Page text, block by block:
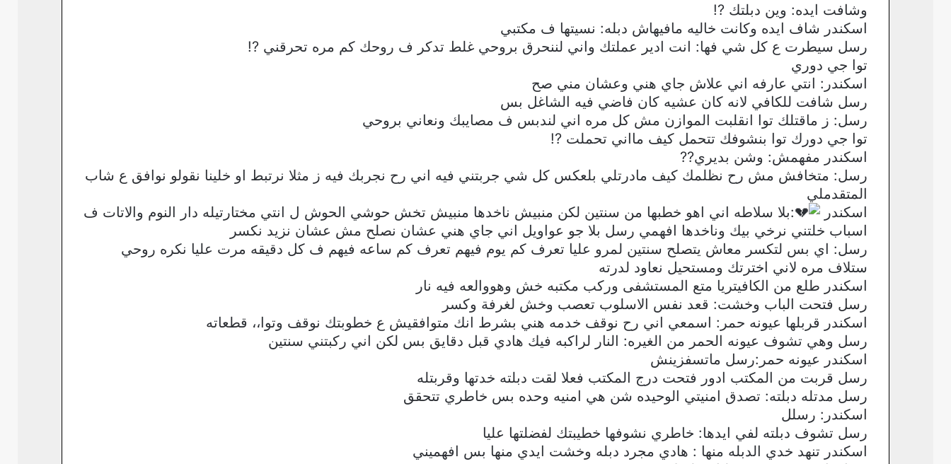
وشافت ايده: وين دبلتك ?!
اسكندر شاف ايده وكانت خاليه مافيهاش دبله: نسيتها ف مكتبي
رسل سيطرت ع كل شي فها: انت ادير عملتك واني لننحرق بروحي غلط تدكر ف روحك كم مره تحرقني ?!
توا جي دوري
اسكندر: انتي عارفه اني علاش جاي هني وعشان مني صح
رسل شافت للكافي لانه كان عشيه كان فاضي فيه الشاغل بس
رسل: ز ماقتلك توا انقلبت الموازن مش كل مره اني لندبس ف مصايبك ونعاني بروحي
توا جي دورك توا بنشوفك تتحمل كيف مااني تحملت ?!
اسكندر مفهمش: وشن بديري??
رسل: متخافش مش رح نظلمك كيف مادرتلي بلعكس كل شي جربتني فيه اني رح نجربك فيه ز مثلا نرتبط او خلينا نقولو نوافق ع شاب
المتقدملي
اسكندر
:بلا سلاطه اني اهو خطبها من سنتين لكن منبيش ناخدها منبيش تخش حوشي الحوش ل انتي مختارتيله دار النوم والاتات ف
اسباب خلتني نرخي بيك وناخدها افهمي رسل بلا جو عواويل اني جاي هني عشان نصلح مش عشان نزيد نكسر
رسل: اي بس لتكسر معاش يتصلح سنتين لمرو عليا تعرف كم يوم فيهم تعرف كم ساعه فيهم ف كل دقيقه مرت عليا نكره روحي
ستلاف مره لاني اخترتك ومستحيل نعاود لدرته
اسكندر طلع من الكافيتريا متع المستشفى وركب مكتبه خش وهووالعه فيه نار
رسل فتحت الباب وخشت: قعد نفس الاسلوب تعصب وخش لغرفة وكسر
اسكندر قربلها عيونه حمر: اسمعي اني رح نوقف خدمه هني بشرط انك متوافقيش ع خطوبتك نوقف وتوا،، قطعاته
رسل وهي تشوف عيونه الحمر من الغيره: النار لراكبه فيك هادي قبل دقايق بس لكن اني ركبتني سنتين
اسكندر عيونه حمر:رسل ماتسفزينش
رسل قربت من المكتب ادور فتحت درج المكتب فعلا لقت دبلته خدتها وقربتله
رسل مدتله دبلته: تصدق امنيتي الوحيده شن هي امنيه وحده بس خاطري تتحقق
اسكندر: رسلل
رسل تشوف دبلته لفي ايدها: خاطري نشوفها خطيبتك لفضلتها عليا
اسكندر تنهد خدي الدبله منها : هادي مجرد دبله وخشت ايدي منها بس افهميني